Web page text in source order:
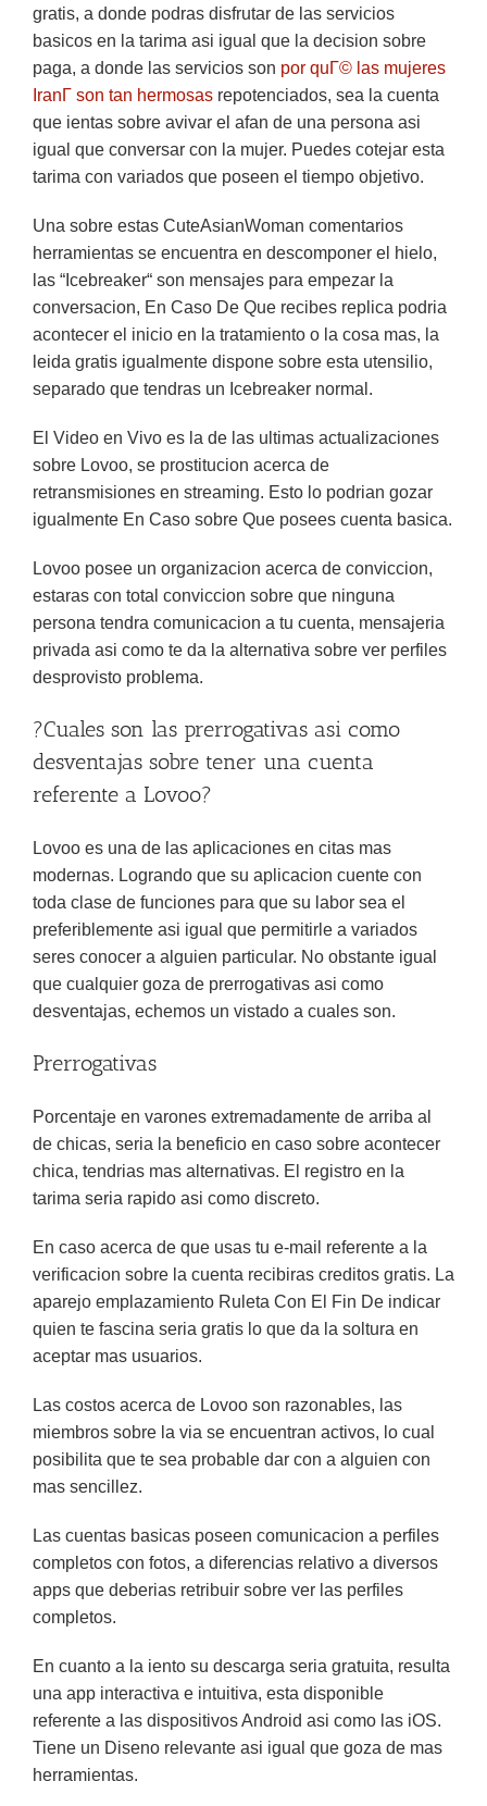
gratis, a donde podras disfrutar de las servicios
basicos en la tarima asi igual que la decision sobre
paga, a donde las servicios son por quГ© las mujeres
IranГ­ son tan hermosas repotenciados, sea la cuenta
que ientas sobre avivar el afan de una persona asi
igual que conversar con la mujer. Puedes cotejar esta
tarima con variados que poseen el tiempo objetivo.
Una sobre estas CuteAsianWoman comentarios
herramientas se encuentra en descomponer el hielo,
las “Icebreaker“ son mensajes para empezar la
conversacion, En Caso De Que recibes replica podria
acontecer el inicio en la tratamiento o la cosa mas, la
leida gratis igualmente dispone sobre esta utensilio,
separado que tendras un Icebreaker normal.
El Video en Vivo es la de las ultimas actualizaciones
sobre Lovoo, se prostitucion acerca de
retransmisiones en streaming. Esto lo podrian gozar
igualmente En Caso sobre Que posees cuenta basica.
Lovoo posee un organizacion acerca de conviccion,
estaras con total conviccion sobre que ninguna
persona tendra comunicacion a tu cuenta, mensajeria
privada asi­ como te da la alternativa sobre ver perfiles
desprovisto problema.
?Cuales son las prerrogativas asi­ como
desventajas sobre tener una cuenta
referente a Lovoo?
Lovoo es una de las aplicaciones en citas mas
modernas. Logrando que su aplicacion cuente con
toda clase de funciones para que su labor sea el
preferiblemente asi igual que permitirle a variados
seres conocer a alguien particular. No obstante igual
que cualquier goza de prerrogativas asi­ como
desventajas, echemos un vistado a cuales son.
Prerrogativas
Porcentaje en varones extremadamente de arriba al
de chicas, seria la beneficio en caso sobre acontecer
chica, tendrias mas alternativas. El registro en la
tarima seria rapido asi como discreto.
En caso acerca de que usas tu e-mail referente a la
verificacion sobre la cuenta recibiras creditos gratis. La
aparejo emplazamiento Ruleta Con El Fin De indicar
quien te fascina seria gratis lo que da la soltura en
aceptar mas usuarios.
Las costos acerca de Lovoo son razonables, las
miembros sobre la vi­a se encuentran activos, lo cual
posibilita que te sea probable dar con a alguien con
mas sencillez.
Las cuentas basicas poseen comunicacion a perfiles
completos con fotos, a diferencias relativo a diversos
apps que deberias retribuir sobre ver las perfiles
completos.
En cuanto a la iento su descarga seri­a gratuita, resulta
una app interactiva e intuitiva, esta disponible
referente a las dispositivos Android asi­ como las iOS.
Tiene un Diseno relevante asi igual que goza de mas
herramientas.